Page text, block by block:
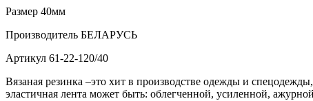
Размер 40мм
Производитель БЕЛАРУСЬ
Артикул 61-22-120/40
Вязаная резинка –это хит в производстве одежды и
эластичная лента может быть: облегченной, усиленной,